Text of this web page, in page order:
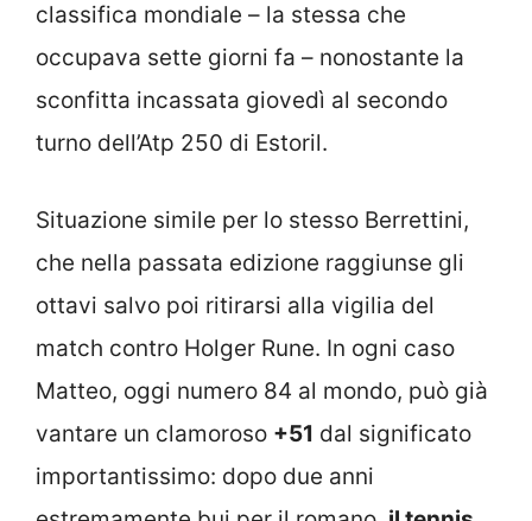
classifica mondiale – la stessa che
occupava sette giorni fa – nonostante la
sconfitta incassata giovedì al secondo
turno dell’Atp 250 di Estoril.
Situazione simile per lo stesso Berrettini,
che nella passata edizione raggiunse gli
ottavi salvo poi ritirarsi alla vigilia del
match contro Holger Rune. In ogni caso
Matteo, oggi numero 84 al mondo, può già
vantare un clamoroso +51 dal significato
importantissimo: dopo due anni